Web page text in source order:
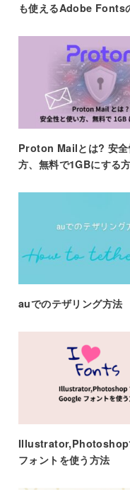
も使えるAdobe Fonts
Proton Mailとは? 安全
方、無料で1GBにする
auでのテザリング方法
Illustrator,Photoshop
フォントを使う方法